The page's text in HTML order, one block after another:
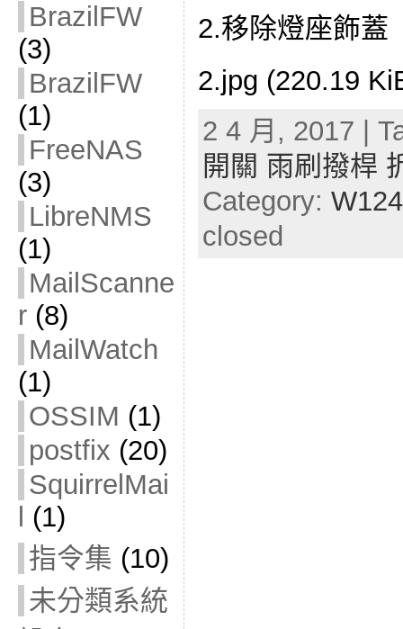
BrazilFW
(3)
BrazilFW
(1)
FreeNAS
(3)
LibreNMS
(1)
MailScanne
r(8)
MailWatch
(1)
OSSIM (1)
postfix (20)
SquirrelMai
(1)
指令集 (10)
未分類系統
2.移除燈座飾蓋
2.jpg (220.19
2 4 月, 2017 |
開關 雨刷撥桿
Category: W124
closed